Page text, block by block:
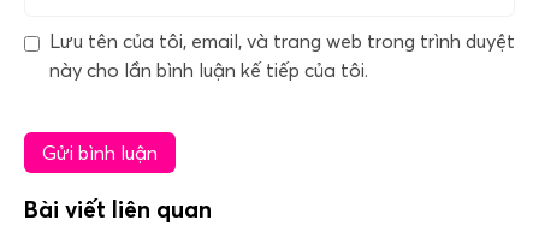
Lưu tên của tôi, email, và trang web trong trình duyệt
này cho lần bình luận kế tiếp của tôi.
Bài viết liên quan